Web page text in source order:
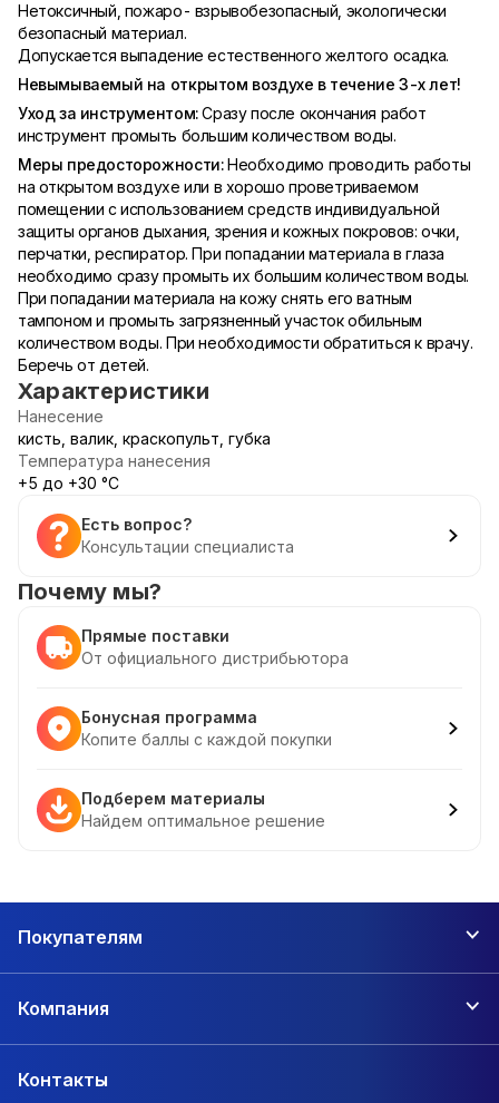
Нетоксичный, пожаро- взрывобезопасный, экологически
безопасный материал.
Допускается выпадение естественного желтого осадка.
Невымываемый на открытом воздухе в течение 3-х лет!
Уход за инструментом:Сразу после окончания работ
инструмент промыть большим количеством воды.
Меры предосторожности:Необходимо проводить работы
на открытом воздухе или в хорошо проветриваемом
помещении с использованием средств индивидуальной
защиты органов дыхания, зрения и кожных покровов: очки,
перчатки, респиратор. При попадании материала в глаза
необходимо сразу промыть их большим количеством воды.
При попадании материала на кожу снять его ватным
тампоном и промыть загрязненный участок обильным
количеством воды. При необходимости обратиться к врачу.
Беречь от детей.
Характеристики
Нанесение
кисть, валик, краскопульт, губка
Температура нанесения
+5 до +30 °С
Есть вопрос?
Консультации специалиста
Почему мы?
Прямые поставки
От официального дистрибьютора
Бонусная программа
Копите баллы с каждой покупки
Подберем материалы
Найдем оптимальное решение
Покупателям
Компания
Контакты